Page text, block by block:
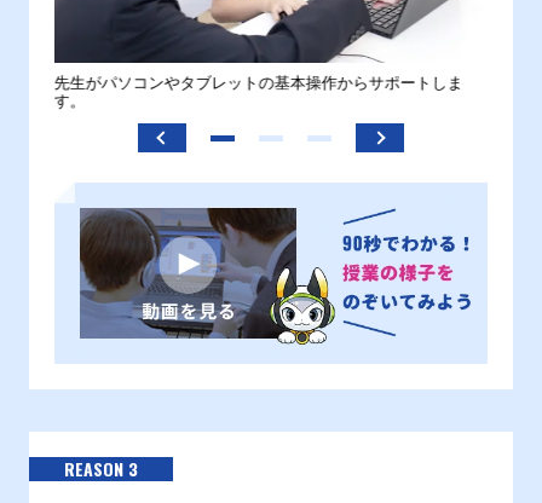
先生がパソコンやタブレットの基本操作からサポートしま
す。
REASON 3